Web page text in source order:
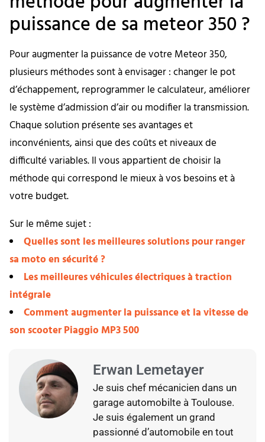
puissance de sa meteor 350 ?
Pour augmenter la puissance de votre Meteor 350,
plusieurs méthodes sont à envisager : changer le pot
d’échappement, reprogrammer le calculateur, améliorer
le système d’admission d’air ou modifier la transmission.
Chaque solution présente ses avantages et
inconvénients, ainsi que des coûts et niveaux de
difficulté variables. Il vous appartient de choisir la
méthode qui correspond le mieux à vos besoins et à
votre budget.
Sur le même sujet :
Quelles sont les meilleures solutions pour ranger
sa moto en sécurité ?
Les meilleures véhicules électriques à traction
intégrale
Comment augmenter la puissance et la vitesse de
son scooter Piaggio MP3 500
Erwan Lemetayer
Je suis chef mécanicien dans un
garage automobilte à Toulouse.
Je suis également un grand
passionné d’automobile en tout